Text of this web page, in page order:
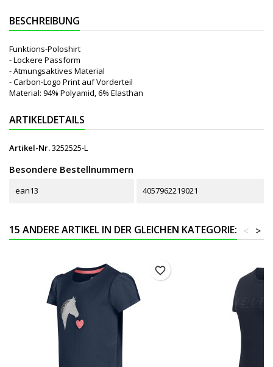
BESCHREIBUNG
Funktions-Poloshirt
- Lockere Passform
- Atmungsaktives Material
- Carbon-Logo Print auf Vorderteil
Material: 94% Polyamid, 6% Elasthan
ARTIKELDETAILS
Artikel-Nr.3252525-L
Besondere Bestellnummern
ean13 4057962219021
15 ANDERE ARTIKEL IN DER GLEICHEN KATEGORIE: >
<
favorite_border